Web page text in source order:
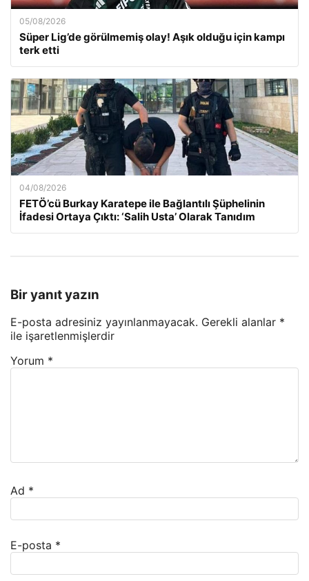
05/08/2026
Süper Lig’de görülmemiş olay! Aşık olduğu için kampı
terk etti
04/08/2026
FETÖ’cü Burkay Karatepe ile Bağlantılı Şüphelinin
İfadesi Ortaya Çıktı: ‘Salih Usta’ Olarak Tanıdım
Bir yanıt yazın
E-posta adresiniz yayınlanmayacak. Gerekli alanlar *
ile işaretlenmişlerdir
Yorum *
Ad *
E-posta *